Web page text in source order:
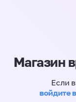
Магазин
Если
войдите